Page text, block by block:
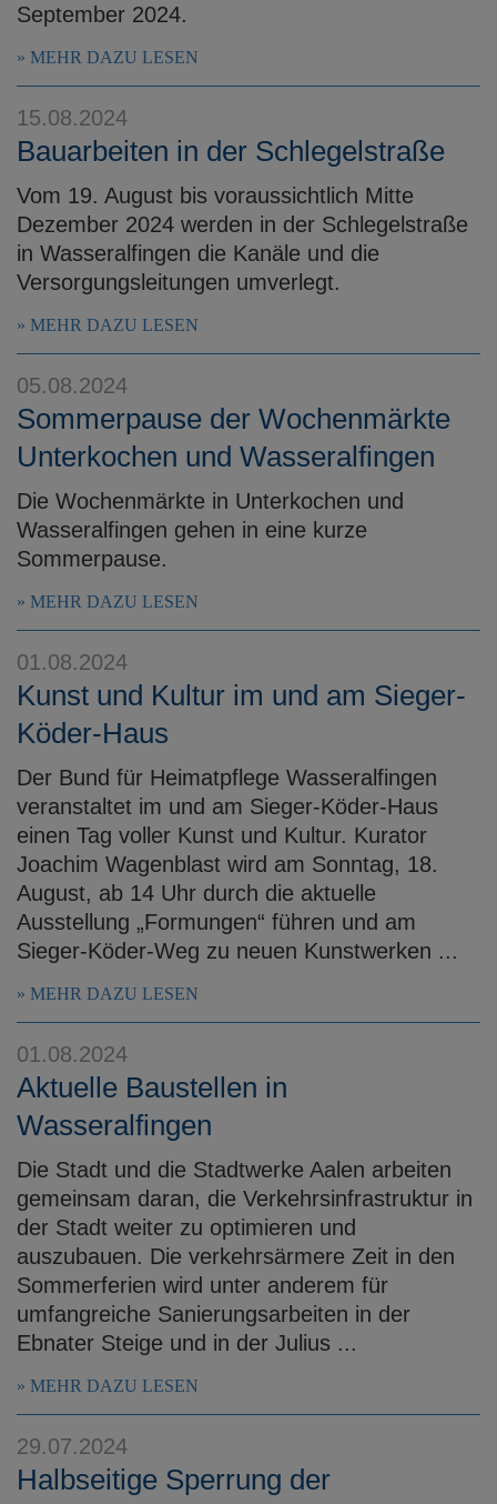
September 2024.
MEHR DAZU LESEN
15.08.2024
Bauarbeiten in der Schlegelstraße
Vom 19. August bis voraussichtlich Mitte
Dezember 2024 werden in der Schlegelstraße
in Wasseralfingen die Kanäle und die
Versorgungsleitungen umverlegt.
MEHR DAZU LESEN
05.08.2024
Sommerpause der Wochenmärkte
Unterkochen und Wasseralfingen
Die Wochenmärkte in Unterkochen und
Wasseralfingen gehen in eine kurze
Sommerpause.
MEHR DAZU LESEN
01.08.2024
Kunst und Kultur im und am Sieger-
Köder-Haus
Der Bund für Heimatpflege Wasseralfingen
veranstaltet im und am Sieger-Köder-Haus
einen Tag voller Kunst und Kultur. Kurator
Joachim Wagenblast wird am Sonntag, 18.
August, ab 14 Uhr durch die aktuelle
Ausstellung „Formungen“ führen und am
Sieger-Köder-Weg zu neuen Kunstwerken ...
MEHR DAZU LESEN
01.08.2024
Aktuelle Baustellen in
Wasseralfingen
Die Stadt und die Stadtwerke Aalen arbeiten
gemeinsam daran, die Verkehrsinfrastruktur in
der Stadt weiter zu optimieren und
auszubauen. Die verkehrsärmere Zeit in den
Sommerferien wird unter anderem für
umfangreiche Sanierungsarbeiten in der
Ebnater Steige und in der Julius ...
MEHR DAZU LESEN
29.07.2024
Halbseitige Sperrung der